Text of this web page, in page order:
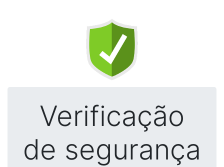
Verificação
de segurança